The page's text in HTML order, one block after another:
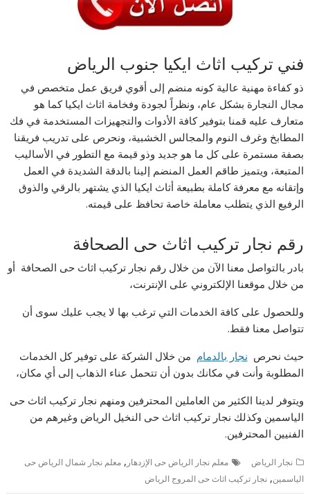
فني تركيب اثاث ايكيا جنوب الرياض
ذو كفاءة مهنية عالية كونه منضم إلى أقوي فريق عمل متخصص في
مجال النجارة بشكل عام، ونظراً لجودة وفخامة اثاث ايكيا كما هو
متعارف عليه قمنا بتوفير كافة الأدوات والتجهيزات المستخدمة في فك
المطابخ وغرف النوم والمجالس الخشبية، ونحرص على تدريب فريقنا
بصفة مستمرة على كل ما هو جديد وذو قيمة مع التطور في الأساليب
المتبعة، ويتميز طاقم العمل المنضم إلينا بالدقة الشديدة في العمل
وإتقانه مع معرفة كاملة بطبيعة أثاث ايكيا الذي يشتهر بالرقي والذوق
الرفيع الذي يتطلب معاملة خاصة تحافظ على قيمته.
رقم نجار تركيب اثاث حى الصحافة
بادر بالتواصل معنا الآن من خلال رقم نجار تركيب اثاث حى الصحافة أو
من خلال موقعنا الإلكتروني على الإنترنت،
وللحصول على كافة الخدمات التي ترغب بها لا يجب عليك سوى أن
تتواصل معنا فقط.
حيث نحرص نجار بالدمام من خلال الشركة على توفير كل الخدمات
المطلوبة وأنت في مكانك بدون أن تتحمل عناء الذهاب إلى أي مكان،
ويتوفر لدينا الكثير من العاملين المحترفين ومنهم نجار تركيب اثاث حى
الياسمين وكذلك نجار تركيب اثاث حى النخيل الرياض وغيرهم من
الفنيين المحترفين.
نجار الرياض معلم نجار الرياض حى الإزدهار ,معلم نجار شمال الرياض حى
الياسمين,نجار تركيب اثاث حى المروج الرياض